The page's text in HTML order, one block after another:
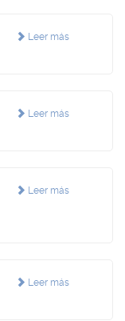
Leer más
Leer más
Leer más
Leer más